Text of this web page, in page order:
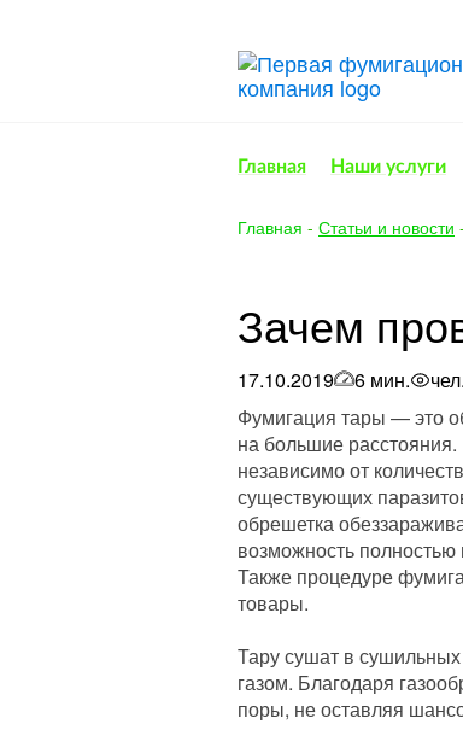
Главная Наши услуги
Главная - Статьи и новости -
Зачем
17.10.2019 6 мин. чел.
Фумигация тары — это
на большие
независимо от
существующих
обрешетка
возможность
Также процедуре
товары.
Тару сушат в
газом. Благодаря
поры, не оставляя